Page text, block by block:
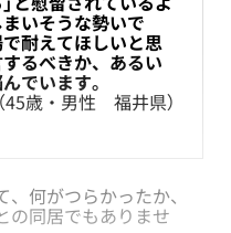
いそうな勢いで
耐えてほしいと思
るべきか、あるい
でいます。
（45歳・男性 福井県）
何がつらかったか、
の同居でもありませ